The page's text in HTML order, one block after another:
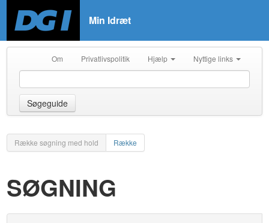
Min Idræt
Om Privatlivspolitik Hjælp Nyttige links
Søgeguide
Række søgning med hold Række
SØGNING